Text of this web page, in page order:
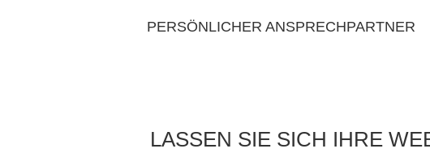
PERSÖNLICHER ANSPRECHPARTNER
LASSEN SIE SICH IHRE